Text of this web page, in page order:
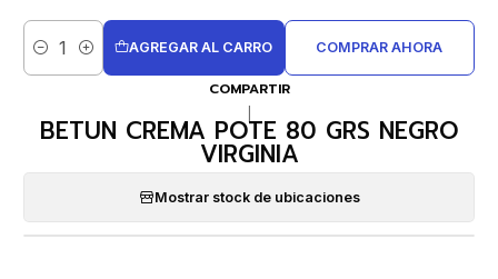
Cantidad
AGREGAR AL CARRO COMPRAR AHORA
COMPARTIR
BETUN CREMA POTE 80 GRS NEGRO
VIRGINIA
Mostrar stock de ubicaciones